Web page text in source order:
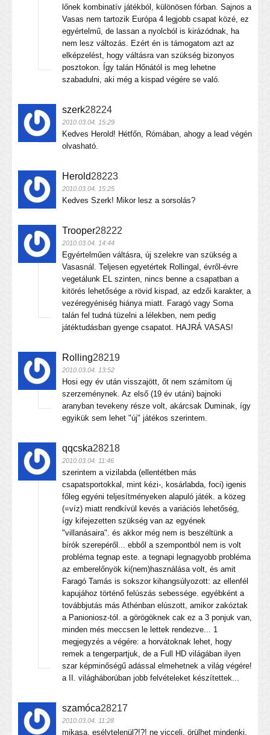
lőnek kombinatív játékból, különösen fórban. Sajnos a
Vasas nem tartozik Európa 4 legjobb csapat közé, ez
egyértelmű, de lassan a nyolcból is kirázódnak, ha
nem lesz változás. Ezért én is támogatom azt az
elképzelést, hogy váltásra van szükség bizonyos
posztokon. Így talán Hőnától is meg lehetne
szabadulni, aki még a kispad végére se való.
szerk28224
2010.03.04. 15:29
Kedves Herold! Hétfőn, Rómában, ahogy a lead végén
olvasható.
Herold28223
2010.03.04. 15:25
Kedves Szerk! Mikor lesz a sorsolás?
Trooper28222
2010.03.04. 14:44
Egyértelműen váltásra, új szelekre van szükség a
Vasasnál. Teljesen egyetértek Rollingal, évről-évre
vegetálunk EL szinten, nincs benne a csapatban a
kitörés lehetősége a rövid kispad, az edzői karakter, a
vezéregyéniség hiánya miatt. Faragó vagy Soma
talán fel tudná tüzelni a lélekben, nem pedig
játéktudásban gyenge csapatot. HAJRÁ VASAS!
Rolling28219
2010.03.04. 13:52
Hosi egy év után visszajött, őt nem számítom új
szerzeménynek. Az első (19 év utáni) bajnoki
aranyban tevekeny része volt, akárcsak Duminak, így
egyikük sem lehet "új" játékos szerintem.
qqcska28218
2010.03.04. 11:46
szerintem a vizilabda (ellentétben más
csapatsportokkal, mint kézi-, kosárlabda, foci) igenis
főleg egyéni teljesítményeken alapuló játék. a közeg
(=víz) miatt rendkívül kevés a variációs lehetőség,
így kifejezetten szükség van az egyének
"villanásaira". és akkor még nem is beszéltünk a
bírók szerepéről... ebből a szempontból nem is volt
probléma tegnap este. a tegnapi legnagyobb probléma
az emberelőnyök ki(nem)használása volt, és amit
Faragó Tamás is sokszor kihangsúlyozott: az ellenfél
kapujához történő felúszás sebessége. egyébként a
továbbjutás más Athénban elúszott, amikor zakóztak
a Panioniosz-tól. a görögöknek cak ez a 3 ponjuk van,
minden més meccsen le lettek rendezve... 1
megjegyzés a végére: a horvátoknak lehet, hogy
remek a tengerpartjuk, de a Full HD világában ilyen
szar képminőségű adással elmehetnek a világ végére!
a II. világháborúban jobb felvételeket készítettek...
szamóca28217
2010.03.04. 11:28
mikasa, esélytelenül?!?! ne viccelj. örülhet mindenki,